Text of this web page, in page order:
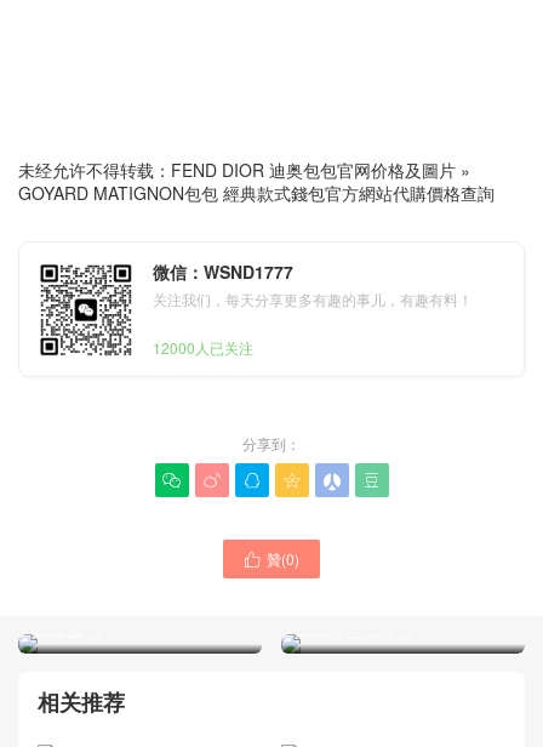
未经允许不得转载： FEND DIOR 迪奥包包官网价格及圖片 »
GOYARD MATIGNON包包 經典款式錢包官方網站代購價格查詢
微信：WSND1777
关注我们，每天分享更多有趣的事儿，有趣有料！
12000人已关注
分享到：
     
 贊(0)
及圖片 MATIGNON 純手工
Goyard包包官方網站
相关推荐